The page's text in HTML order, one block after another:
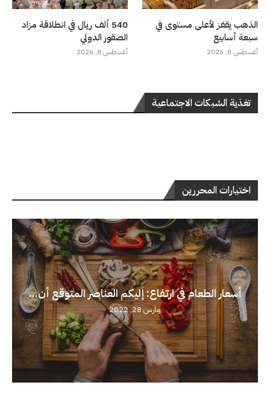
الذهب يقفز لأعلى مستوى في
سبعة أسابيع
أغسطس 8, 2026
540 ألف ريال في انطلاقة مزاد
الصقور الدولي
أغسطس 8, 2026
تغذية الشبكات الاجتماعية
اختيارات المحررين
أسعار الطعام في ارتفاع: إليكم العناصر المتوقع أن...
مارس 28, 2022